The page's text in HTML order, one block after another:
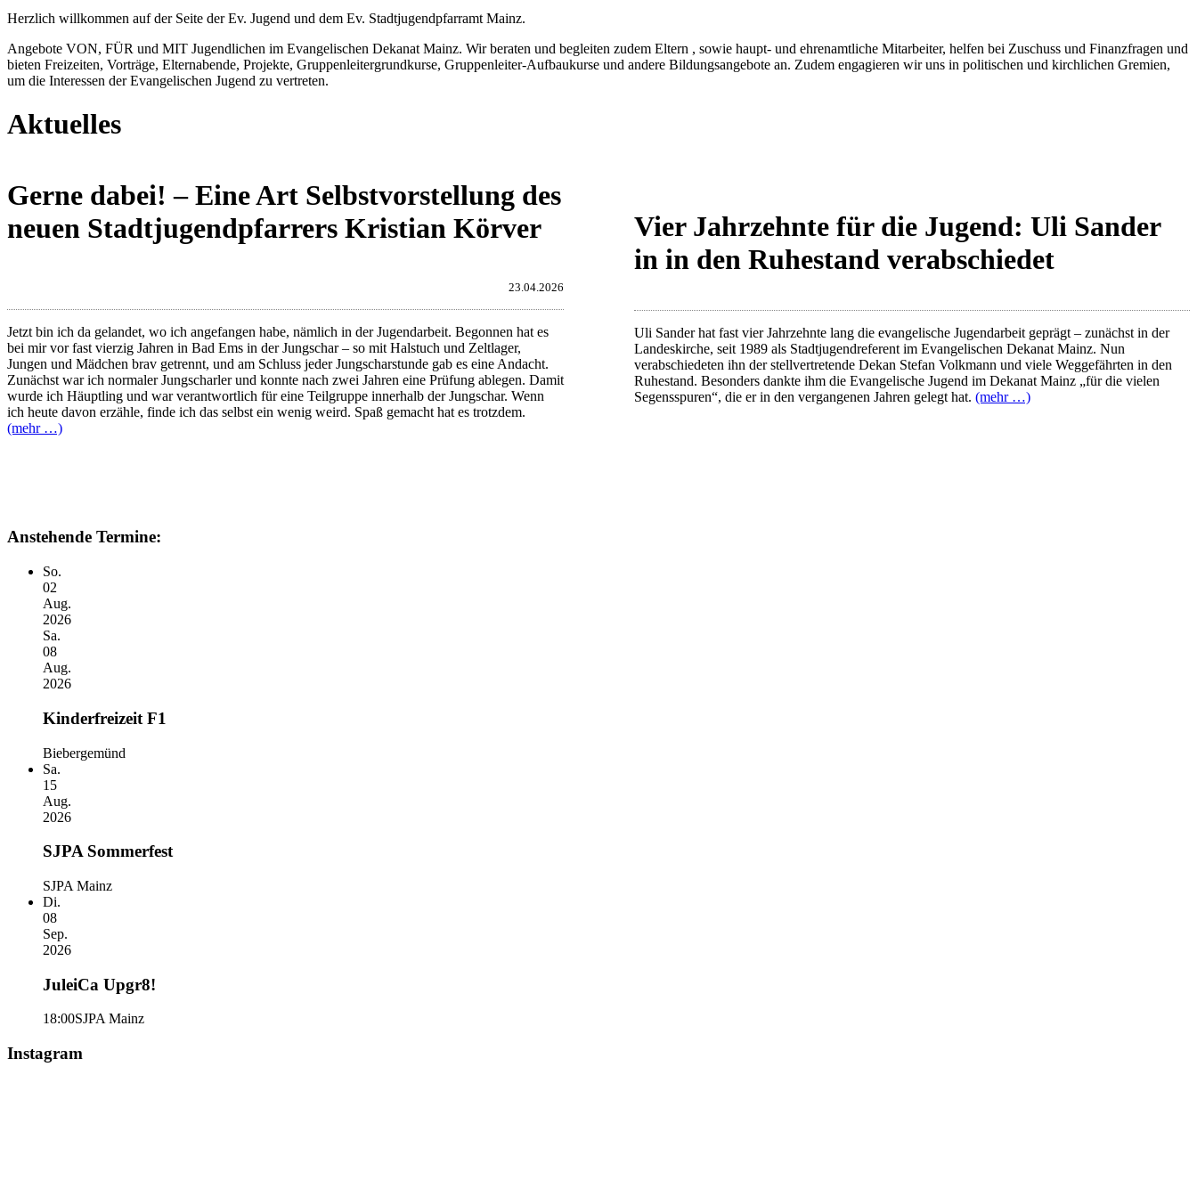
Herzlich willkommen auf der Seite der Ev. Jugend und dem Ev. Stadtjugendpfarramt Mainz.
Angebote VON, FÜR und MIT Jugendlichen im Evangelischen Dekanat Mainz. Wir beraten und begleiten zudem Eltern , sowie haupt- und ehrenamtliche Mitarbeiter, helfen bei Zuschuss und Finanzfragen und
bieten Freizeiten, Vorträge, Elternabende, Projekte, Gruppenleitergrundkurse, Gruppenleiter-Aufbaukurse und andere Bildungsangebote an. Zudem engagieren wir uns in politischen und kirchlichen Gremien,
um die Interessen der Evangelischen Jugend zu vertreten.
Aktuelles
Gerne dabei! – Eine Art Selbstvorstellung des
neuen Stadtjugendpfarrers Kristian Körver
23.04.2026
Jetzt bin ich da gelandet, wo ich angefangen habe, nämlich in der Jugendarbeit. Begonnen hat es
bei mir vor fast vierzig Jahren in Bad Ems in der Jungschar – so mit Halstuch und Zeltlager,
Jungen und Mädchen brav getrennt, und am Schluss jeder Jungscharstunde gab es eine Andacht.
Zunächst war ich normaler Jungscharler und konnte nach zwei Jahren eine Prüfung ablegen. Damit
wurde ich Häuptling und war verantwortlich für eine Teilgruppe innerhalb der Jungschar. Wenn
ich heute davon erzähle, finde ich das selbst ein wenig weird. Spaß gemacht hat es trotzdem.
(mehr …)
Vier Jahrzehnte für die Jugend: Uli Sander
in in den Ruhestand verabschiedet
Uli Sander hat fast vier Jahrzehnte lang die evangelische Jugendarbeit geprägt – zunächst in der
Landeskirche, seit 1989 als Stadtjugendreferent im Evangelischen Dekanat Mainz. Nun
verabschiedeten ihn der stellvertretende Dekan Stefan Volkmann und viele Weggefährten in den
Ruhestand. Besonders dankte ihm die Evangelische Jugend im Dekanat Mainz „für die vielen
Segensspuren“, die er in den vergangenen Jahren gelegt hat. (mehr …)
Anstehende Termine:
So.
02
Aug.
2026
Sa.
08
Aug.
2026
Kinderfreizeit F1
Biebergemünd
Sa.
15
Aug.
2026
SJPA Sommerfest
SJPA Mainz
Di.
08
Sep.
2026
JuleiCa Upgr8!
18:00SJPA Mainz
Instagram